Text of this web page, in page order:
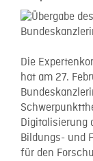
Die
hat am 27.
Digitalisierung
Bildungs- und
für den